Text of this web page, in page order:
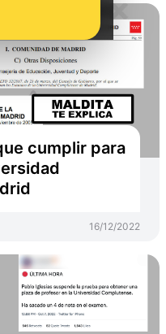
cumplir para
16/12/2022